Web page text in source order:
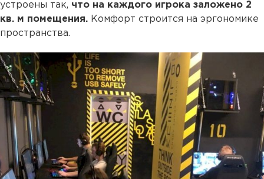
устроены так, что на каждого игрока заложено 2
кв. м помещения. Комфорт строится на эргономике
пространства.